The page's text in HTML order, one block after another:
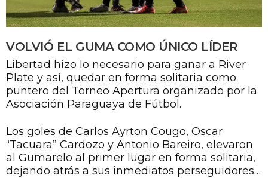
VOLVIÓ EL GUMA COMO ÚNICO LÍDER
Libertad hizo lo necesario para ganar a River
Plate y así, quedar en forma solitaria como
puntero del Torneo Apertura organizado por la
Asociación Paraguaya de Fútbol.
Los goles de Carlos Ayrton Cougo, Oscar
“Tacuara” Cardozo y Antonio Bareiro, elevaron
al Gumarelo al primer lugar en forma solitaria,
dejando atrás a sus inmediatos perseguidores.